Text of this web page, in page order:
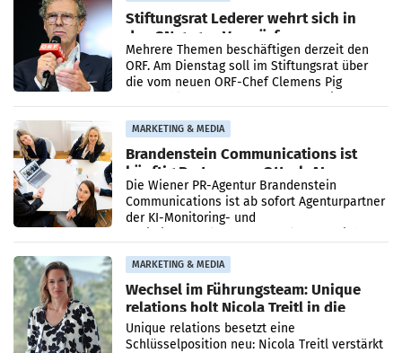
Stiftungsrat Lederer wehrt sich in
den SN gegen Vorwürfe
Mehrere Themen beschäftigen derzeit den
ORF. Am Dienstag soll im Stiftungsrat über
die vom neuen ORF-Chef Clemens Pig
MARKETING & MEDIA
Brandenstein Communications ist
künftig Partner von OtterlyAI
Die Wiener PR-Agentur Brandenstein
Communications ist ab sofort Agenturpartner
der KI-Monitoring- und
MARKETING & MEDIA
Wechsel im Führungsteam: Unique
relations holt Nicola Treitl in die
Geschäftsleitung
Unique relations besetzt eine
Schlüsselposition neu: Nicola Treitl verstärkt